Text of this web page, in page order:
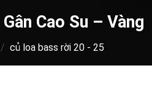
Cao Su – Vàng
/ củ loa bass rời 20 - 25